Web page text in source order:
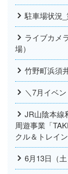
駐車場状況
ライブカメ
場）
竹野町浜須
＼7月イベ
JR山陰本線
周遊事業「
クル＆トレイ
6月13日（